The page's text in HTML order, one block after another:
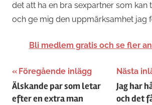
det att ha en bra sexpartner som kan
och ge mig den uppmärksamhet jag
Bli medlem gratis och se fler
Inläggsnavigering
Föregående inlägg
Älskande par som letar
efter en extra man
Nästa
Jag har
och det